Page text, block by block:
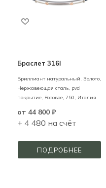
Браслет 316l
Бриллиант натуральный, Золото,
Нержавеющая сталь, pvd
покрытие, Розовое, 750, Италия
от 44 800 ₽
+ 4 480 на счёт
ПОДРОБНЕЕ